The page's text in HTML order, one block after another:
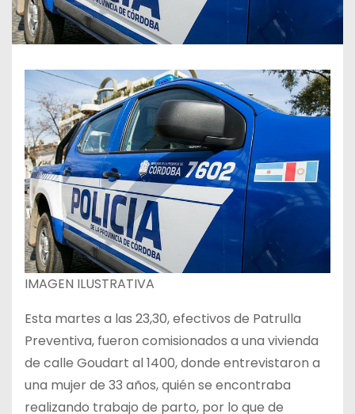
IMAGEN ILUSTRATIVA
Esta martes a las 23,30, efectivos de Patrulla
Preventiva, fueron comisionados a una vivienda
de calle Goudart al 1400, donde entrevistaron a
una mujer de 33 años, quién se encontraba
realizando trabajo de parto, por lo que de